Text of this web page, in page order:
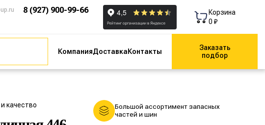
8 (927) 900-99-66
Корзина
0 ₽
КомпанияДоставкаКонтакты
Заказать
подбор
качество
Большой ассортимент запасных
частей и шин